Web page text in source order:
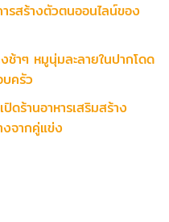
รสร้างตัวตนออนไลน์ของ
ช้าๆ หมูนุ่มละลายในปากโดด
บครัว
ดร้านอาหารเสริมสร้าง
จากคู่แข่ง